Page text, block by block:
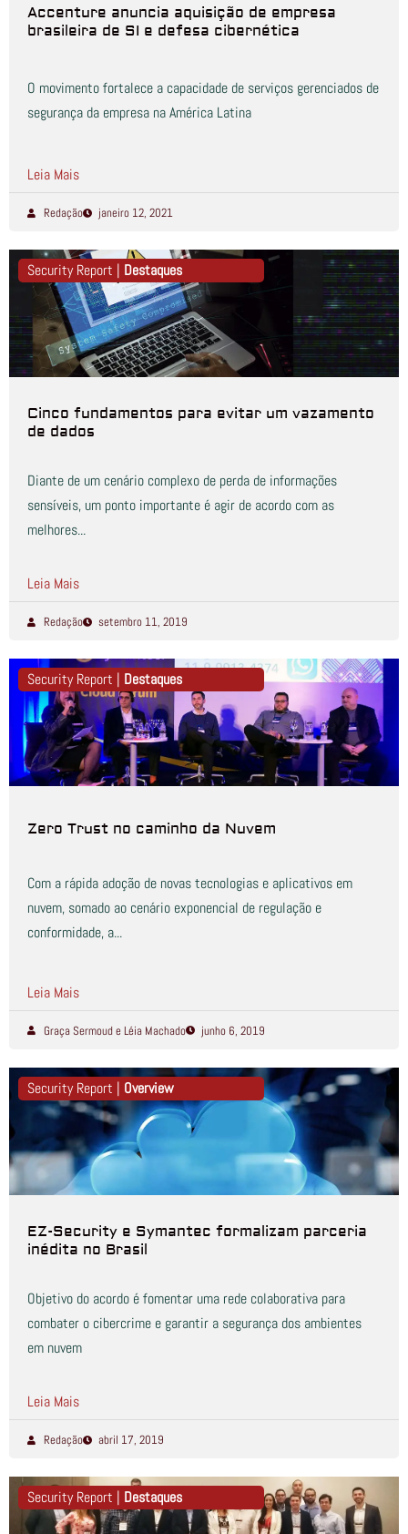
Accenture anuncia aquisição de empresa
brasileira de SI e defesa cibernética
O movimento fortalece a capacidade de serviços gerenciados de
segurança da empresa na América Latina
Leia Mais
Redação janeiro 12, 2021
Security Report | Destaques
Cinco fundamentos para evitar um vazamento
de dados
Diante de um cenário complexo de perda de informações
sensíveis, um ponto importante é agir de acordo com as
melhores...
Leia Mais
Redação setembro 11, 2019
Security Report | Destaques
Zero Trust no caminho da Nuvem
Com a rápida adoção de novas tecnologias e aplicativos em
nuvem, somado ao cenário exponencial de regulação e
conformidade, a...
Leia Mais
Graça Sermoud e Léia Machado junho 6, 2019
Security Report | Overview
EZ-Security e Symantec formalizam parceria
inédita no Brasil
Objetivo do acordo é fomentar uma rede colaborativa para
combater o cibercrime e garantir a segurança dos ambientes
em nuvem
Leia Mais
Redação abril 17, 2019
Security Report | Destaques